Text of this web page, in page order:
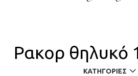
Ρακορ θηλυκό
ΚΑΤΗΓΟΡΊΕΣ